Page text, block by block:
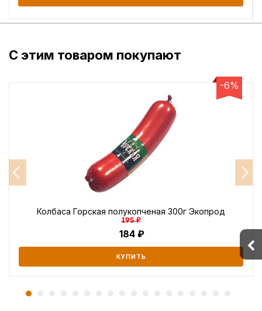
С этим товаром покупают
-6%
Колбаса Горская полукопченая 300г Экопрод
195 ₽
184
КУПИТЬ